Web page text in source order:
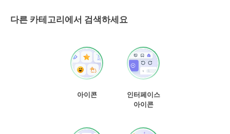
다른 카테고리에서 검색하세요
아이콘
인터페이스
아이콘